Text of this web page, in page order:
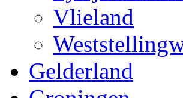
Vlieland
Gelderland